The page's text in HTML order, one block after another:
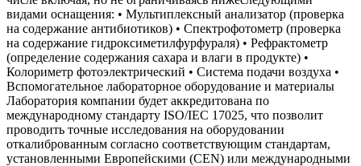
видами оснащения: • Мультиплексный анализатор (проверка
на содержание антибиотиков) • Спектрофотометр (проверка
на содержание гидроксиметилфурфураля) • Рефрактометр
(определение содержания сахара и влаги в продукте) •
Колориметр фотоэлектрический • Система подачи воздуха •
Вспомогательное лабораторное оборудование и материалы
Лаборатория компании будет аккредитована по
международному стандарту ISO/IEC 17025, что позволит
проводить точные исследования на оборудовании
откалиброванным согласно соответствующим стандартам,
установленными Европейскими (CEN) или международными